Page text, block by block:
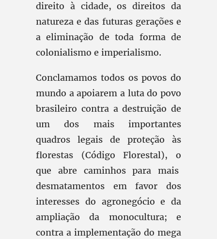
direito à cidade, os direitos da
natureza e das futuras gerações e
a eliminação de toda forma de
colonialismo e imperialismo.
Conclamamos todos os povos do
mundo a apoiarem a luta do povo
brasileiro contra a destruição de
um dos mais importantes
quadros legais de proteção às
florestas (Código Florestal), o
que abre caminhos para mais
desmatamentos em favor dos
interesses do agronegócio e da
ampliação da monocultura; e
contra a implementação do mega